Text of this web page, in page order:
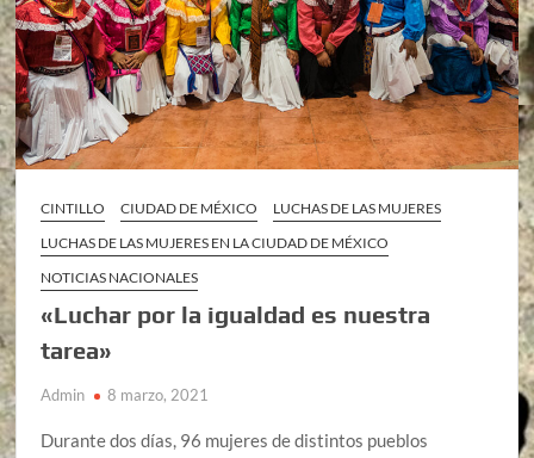
CINTILLO CIUDAD DE MÉXICO
LUCHAS DE LAS MUJERES
LUCHAS DE LAS MUJERES EN LA CIUDAD DE MÉXICO
NOTICIAS NACIONALES
«Luchar por la igualdad es nuestra
tarea»
Admin 8 marzo, 2021
Durante dos días, 96 mujeres de distintos pueblos